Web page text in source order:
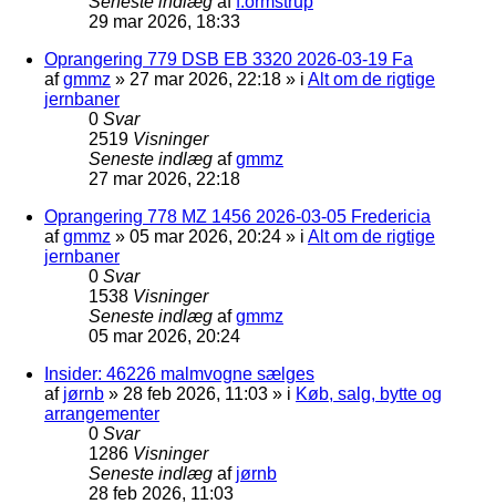
29 mar 2026, 18:33
Oprangering 779 DSB EB 3320 2026-03-19 Fa
afgmmz » 27 mar 2026, 22:18 » i Alt om de rigtige
jernbaner
0 Svar
2519 Visninger
Seneste indlæg afgmmz
27 mar 2026, 22:18
Oprangering 778 MZ 1456 2026-03-05 Fredericia
afgmmz » 05 mar 2026, 20:24 » i Alt om de rigtige
jernbaner
0 Svar
1538 Visninger
Seneste indlæg afgmmz
05 mar 2026, 20:24
Insider: 46226 malmvogne sælges
af jørnb » 28 feb 2026, 11:03 » i Køb, salg, bytte og
arrangementer
0 Svar
1286 Visninger
Seneste indlæg af jørnb
28 feb 2026, 11:03